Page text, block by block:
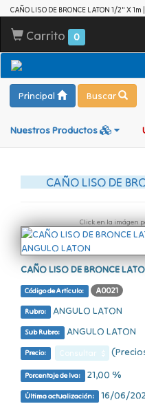
CAÑO LISO DE BRONCE LATON 1/2" X
Carrito 0
Principal Buscar
Nuestros Productos
CAÑO LISO DE
Click en la imágen
CAÑO LISO DE BRONCE
Código de Artículo: A0021
Rubro: ANGULO LATON
Sub Rubro: ANGULO LATON
Precio: Consultar $
Porcentaje de Iva: 21,00 %
Última actualización: 16/06/